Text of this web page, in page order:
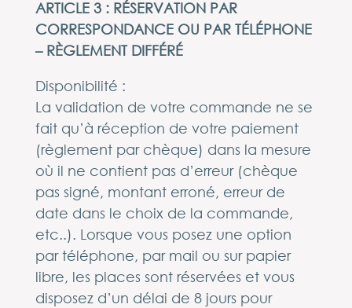
ARTICLE 3 : RÉSERVATION PAR
CORRESPONDANCE OU PAR TÉLÉPHONE
– RÈGLEMENT DIFFÉRÉ
Disponibilité :
La validation de votre commande ne se
fait qu’à réception de votre paiement
(règlement par chèque) dans la mesure
où il ne contient pas d’erreur (chèque
pas signé, montant erroné, erreur de
date dans le choix de la commande,
etc..). Lorsque vous posez une option
par téléphone, par mail ou sur papier
libre, les places sont réservées et vous
disposez d’un délai de 8 jours pour